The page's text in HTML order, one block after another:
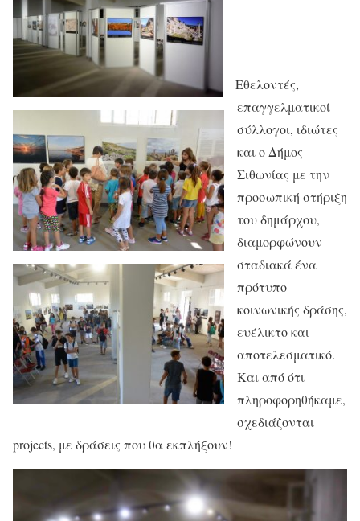
Εθελοντές,
επαγγελματικοί
σύλλογοι, ιδιώτες
και ο Δήμος
Σιθωνίας με την
προσωπική στήριξη
του δημάρχου,
διαμορφώνουν
σταδιακά ένα
πρότυπο
κοινωνικής δράσης,
ευέλικτο και
αποτελεσματικό.
Και από ότι
πληροφορηθήκαμε,
σχεδιάζονται
projects, με δράσεις που θα εκπλήξουν!